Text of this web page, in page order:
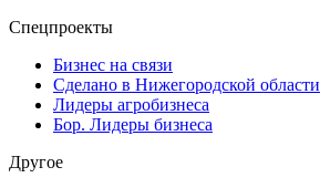
Спецпроекты
Бизнес на связи
Сделано в Нижегородской области
Лидеры агробизнеса
Бор. Лидеры бизнеса
Другое